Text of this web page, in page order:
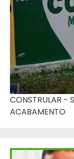
CONSTRULAR -
ACABAMENTO